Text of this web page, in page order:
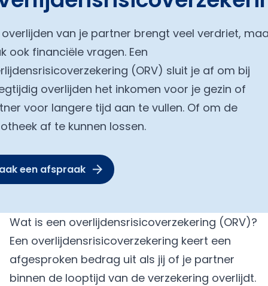
van je partner brengt veel verdriet,
ook financiële vragen. Een
(ORV) sluit je af om bij
overlijden het inkomen voor je gezin of
voor langere tijd aan te vullen. Of om de
af te kunnen lossen.
een afspraak
Wat is een overlijdensrisicoverzekering (ORV)?
Een overlijdensrisicoverzekering keert een
afgesproken bedrag uit als jij of je partner
binnen de looptijd van de verzekering overlijdt.